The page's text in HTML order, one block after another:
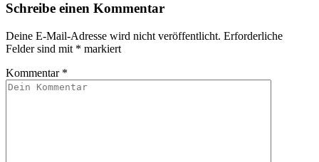
Schreibe einen Kommentar
Deine E-Mail-Adresse wird nicht veröffentlicht. Erforderliche
Felder sind mit * markiert
Kommentar *